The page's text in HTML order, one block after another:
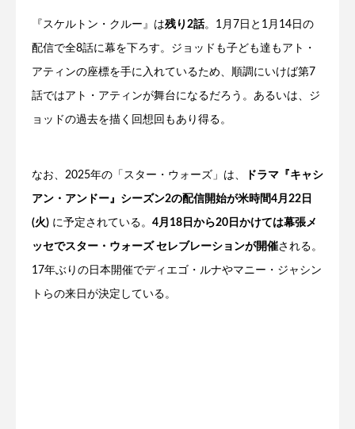
『スケルトン・クルー』は残り2話。1月7日と1月14日の
配信で全8話に幕を下ろす。ジョッドも子ども達もアト・
アティンの座標を手に入れているため、順調にいけば第7
話ではアト・アティンが舞台になるだろう。あるいは、ジ
ョッドの過去を描く回想回もあり得る。
なお、2025年の「スター・ウォーズ」は、 ドラマ『キャシ
アン・アンドー』シーズン2の配信開始が米時間4月22日
(火) に予定されている。 4月18日から20日かけては幕張メ
ッセでスター・ウォーズ セレブレーションが開催される。
17年ぶりの日本開催でディエゴ・ルナやマニー・ジャシン
トらの来日が決定している。